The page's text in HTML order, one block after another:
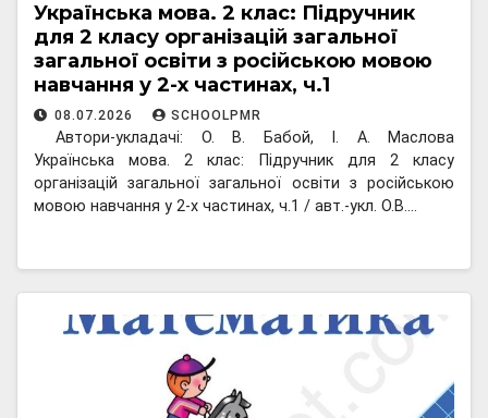
Українська мова. 2 клас: Підручник
для 2 класу організацій загальної
загальної освіти з російською мовою
навчання у 2-х частинах, ч.1
08.07.2026 SCHOOLPMR
Автори-укладачі: О. В. Бабой, І. А. Маслова
Українська мова. 2 клас: Підручник для 2 класу
організацій загальної загальної освіти з російською
мовою навчання у 2-х частинах, ч.1 / авт.-укл. О.В.…